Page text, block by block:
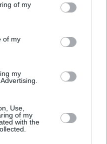
of my
of my
my
Use,
of my
with the
διεθνή συνάντηση